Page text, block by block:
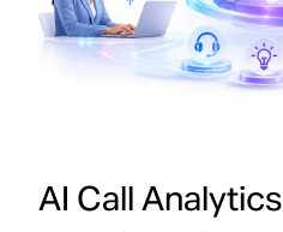
AI Call Analytics